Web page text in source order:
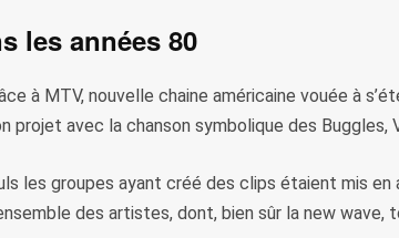
les années 80
à MTV, nouvelle chaine américaine vouée à
projet avec la chanson symbolique des Buggles,
les groupes ayant créé des clips étaient mis
des artistes, dont, bien sûr la new